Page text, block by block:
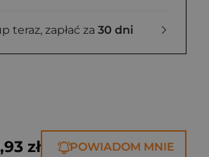
teraz, zapłać za 30 dni
zł POWIADOM MNIE